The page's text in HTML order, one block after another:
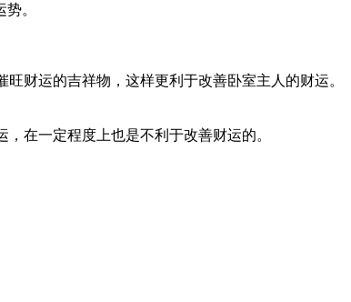
。
财运的吉祥物，这样更利于改善卧室主人的财运。
在一定程度上也是不利于改善财运的。